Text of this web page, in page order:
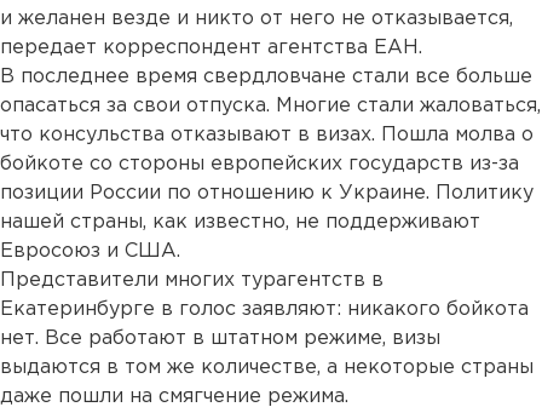
и желанен везде и никто от него не отказывается,
передает корреспондент агентства ЕАН.
В последнее время свердловчане стали все больше
опасаться за свои отпуска. Многие стали жаловаться,
что консульства отказывают в визах. Пошла молва о
бойкоте со стороны европейских государств из-за
позиции России по отношению к Украине. Политику
нашей страны, как известно, не поддерживают
Евросоюз и США.
Представители многих турагентств в
Екатеринбурге в голос заявляют: никакого бойкота
нет. Все работают в штатном режиме, визы
выдаются в том же количестве, а некоторые страны
даже пошли на смягчение режима.